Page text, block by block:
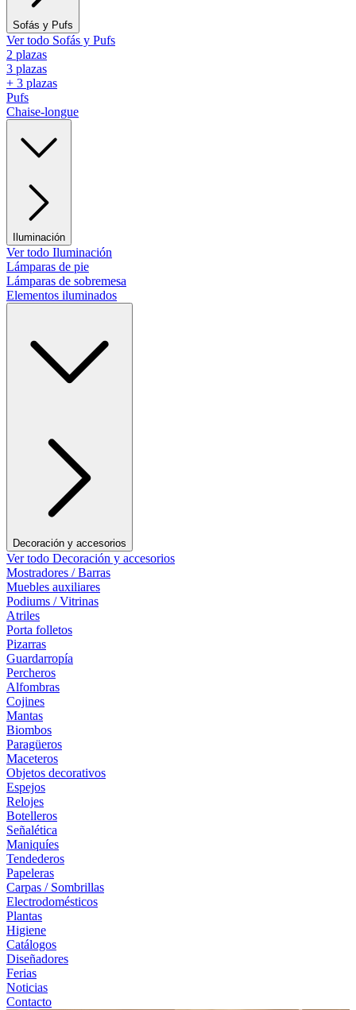
Sofás y Pufs
Ver todo Sofás y Pufs
2 plazas
3 plazas
+ 3 plazas
Pufs
Chaise-longue
Iluminación
Ver todo Iluminación
Lámparas de pie
Lámparas de sobremesa
Elementos iluminados
Decoración y accesorios
Ver todo Decoración y accesorios
Mostradores / Barras
Muebles auxiliares
Podiums / Vitrinas
Atriles
Porta folletos
Pizarras
Guardarropía
Percheros
Alfombras
Cojines
Mantas
Biombos
Paragüeros
Maceteros
Objetos decorativos
Espejos
Relojes
Botelleros
Señalética
Maniquíes
Tendederos
Papeleras
Carpas / Sombrillas
Electrodomésticos
Plantas
Higiene
Catálogos
Diseñadores
Ferias
Noticias
Contacto